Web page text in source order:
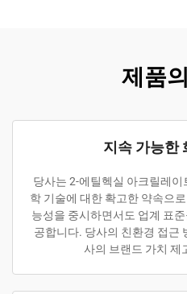
제품
지속 가능한
당사는 2-에틸헥실 아크릴레
학 기술에 대한 확고한 약속으
능성을 중시하면서도 업계 표
공합니다. 당사의 친환경 접근
사의 브랜드 가치 제